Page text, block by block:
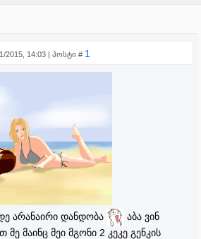
2015, 14:03 | პოსტი # 1
არანაირი დანდობა
აბა ვინ
მე მაინც მეი მგონი 2 კეკე გენკის